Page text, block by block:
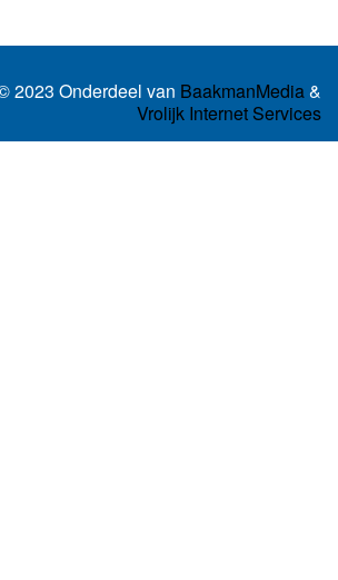
2023 Onderdeel van BaakmanMedia&
Vrolijk Internet Services